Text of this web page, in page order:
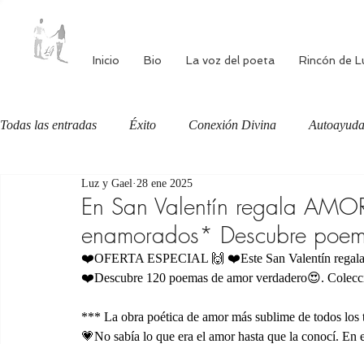
Inicio Bio La voz del poeta Rincón de
Todas las entradas Éxito Conexión Divina Autoayuda
Autoestima Alimentación consciente
En San Valentín regala
enamorados* Descubre
Luz y Gael 28 ene 2025
❤️OFERTA ESPECIAL 🙌 ❤️Este San Valentín
❤️Descubre 120 poemas de amor verdadero😍.
*** La obra poética de amor más sublime de todos
💗No sabía lo que era el amor hasta que la conocí.